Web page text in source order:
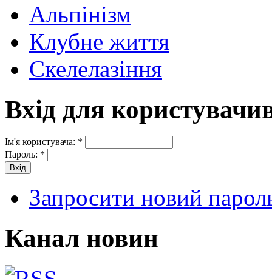
Альпінізм
Клубне життя
Скелелазіння
Вхід для
Ім'я користувача: *
Пароль: *
Запросити новий
Канал новин